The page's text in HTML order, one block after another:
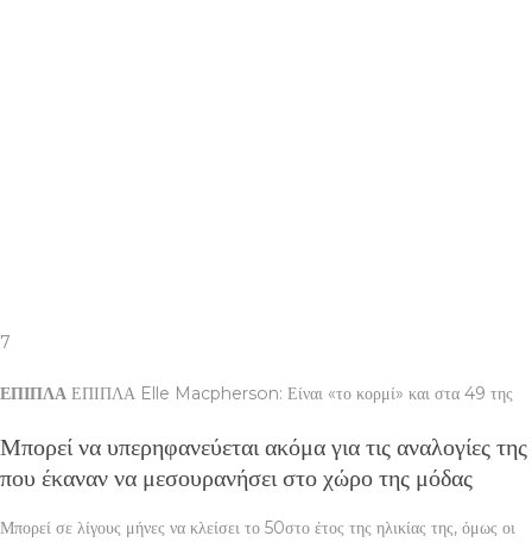
7
ΕΠΙΠΛΑ ΕΠΙΠΛΑ Elle Macpherson: Είναι «το κορμί» και στα 49 της
Μπορεί να υπερηφανεύεται ακόμα για τις αναλογίες της
που έκαναν να μεσουρανήσει στο χώρο της μόδας
Μπορεί σε λίγους μήνες να κλείσει το 50στο έτος της ηλικίας της, όμως οι